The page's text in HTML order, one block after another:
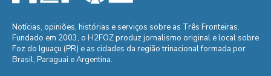
Notícias, opiniões, histórias e serviços sobre as Três Fronteiras.
Fundado em 2003, o H2FOZ produz jornalismo original e local sobre
Foz do Iguaçu (PR) e as cidades da região trinacional formada por
Brasil, Paraguai e Argentina.